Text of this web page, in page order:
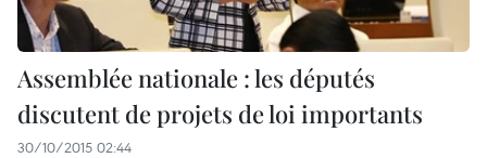
Assemblée nationale : les députés
discutent de projets de loi importants
30/10/2015 02:44